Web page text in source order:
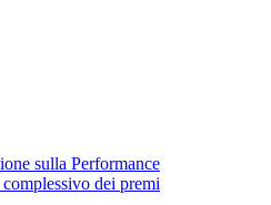
sulla Performance
dei premi